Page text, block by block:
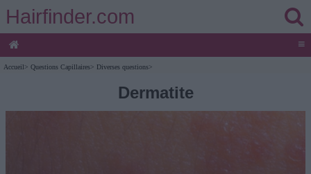
Hairfinder.com
≡
Accueil> Questions Capillaires> Diverses questions>
Dermatite